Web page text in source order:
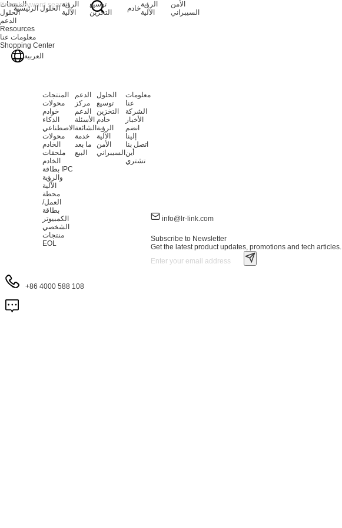
المنتجات
الحلول
الدعم
Resources
معلومات عنا
Shopping Center
العربية
الرئيسية الحلول الرؤية
الآلية
توسيع
التخزين
خادمالرؤية
الآلية
الأمن
السيبراني
المنتجات
محولات
خوادم
الذكاء
الاصطناعي
محولات
الخادم
ملحقات
الخادم
بطاقة IPC
والرؤية
الآلية
محطة
العمل/
بطاقة
الكمبيوتر
الشخصي
منتجات
EOL
الدعم
مركز
الدعم
الأسئلة
الشائعة
خدمة
ما بعد
البيع
الحلول
توسيع
التخزين
خادم
الرؤية
الآلية
الأمن
السيبراني
معلومات
عنا
الشركة
الأخبار
انضم
إلينا
اتصل بنا
أين
تشتري
info@lr-link.com
Subscribe to Newsletter
Get the latest product updates, promotions and tech articles.
+86 4000 588 108